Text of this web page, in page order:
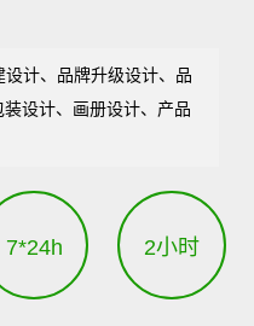
计、品牌升级设计、品
设计、画册设计、产品
7*24h 2小时